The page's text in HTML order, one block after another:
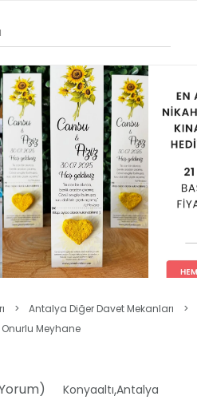
> Antalya Diğer Davet Mekanları >
Onurlu Meyhane
Konyaaltı,Antalya